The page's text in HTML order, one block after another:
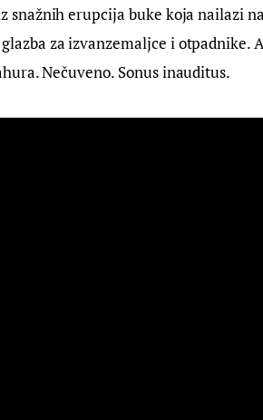
erupcija buke koja nailazi
za izvanzemaljce i otpadnike.
Nečuveno. Sonus inauditus.